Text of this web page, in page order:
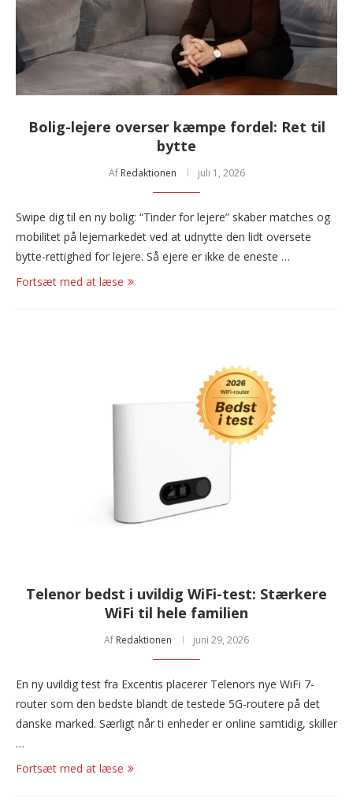
Bolig-lejere overser kæmpe fordel: Ret til
bytte
Af Redaktionen juli 1, 2026
Swipe dig til en ny bolig: “Tinder for lejere” skaber matches og
mobilitet på lejemarkedet ved at udnytte den lidt oversete
bytte-rettighed for lejere. Så ejere er ikke de eneste …
Fortsæt med at læse
Telenor bedst i uvildig WiFi-test: Stærkere
WiFi til hele familien
Af Redaktionen juni 29, 2026
En ny uvildig test fra Excentis placerer Telenors nye WiFi 7-
router som den bedste blandt de testede 5G-routere på det
danske marked. Særligt når ti enheder er online samtidig, skiller
…
Fortsæt med at læse